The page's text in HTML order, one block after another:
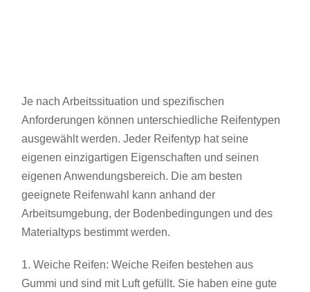
Je nach Arbeitssituation und spezifischen
Anforderungen können unterschiedliche Reifentypen
ausgewählt werden. Jeder Reifentyp hat seine
eigenen einzigartigen Eigenschaften und seinen
eigenen Anwendungsbereich. Die am besten
geeignete Reifenwahl kann anhand der
Arbeitsumgebung, der Bodenbedingungen und des
Materialtyps bestimmt werden.
1. Weiche Reifen: Weiche Reifen bestehen aus
Gummi und sind mit Luft gefüllt. Sie haben eine gute